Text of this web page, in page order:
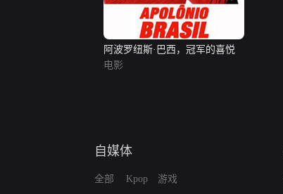
阿波罗纽斯·巴西，冠军的喜悦
电影
自媒体
全部 Kpop 游戏